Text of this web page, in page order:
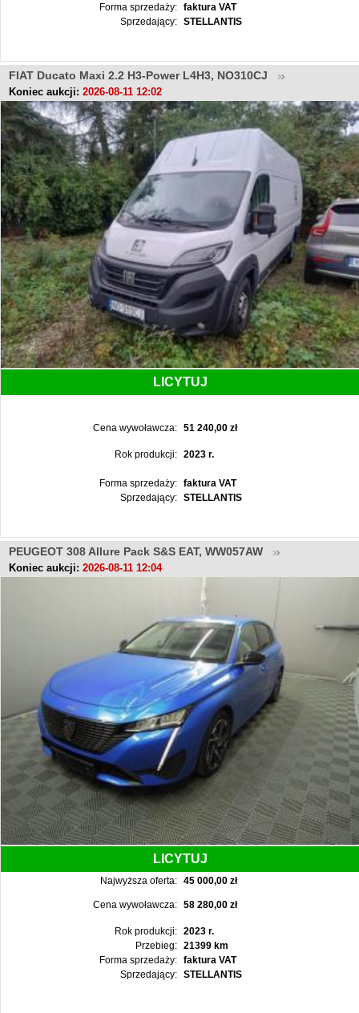
Forma sprzedaży:
faktura VAT
Sprzedający:
STELLANTIS
FIAT Ducato Maxi 2.2 H3-Power L4H3, NO310CJ
Koniec aukcji: 2026-08-11 12:02
LICYTUJ
Cena wywoławcza: 51 240,00 zł
Rok produkcji: 2023 r.
Forma sprzedaży:
faktura VAT
Sprzedający:
STELLANTIS
PEUGEOT 308 Allure Pack S&S EAT, WW057AW
Koniec aukcji: 2026-08-11 12:04
LICYTUJ
Najwyższa oferta: 45 000,00 zł
Cena wywoławcza: 58 280,00 zł
Rok produkcji:
2023 r.
Przebieg:
21399 km
Forma sprzedaży:
faktura VAT
Sprzedający:
STELLANTIS